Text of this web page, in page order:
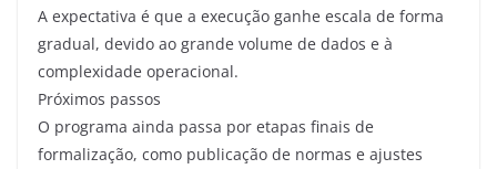
A expectativa é que a execução ganhe escala de forma
gradual, devido ao grande volume de dados e à
complexidade operacional.
Próximos passos
O programa ainda passa por etapas finais de
formalização, como publicação de normas e ajustes